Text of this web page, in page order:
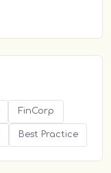
FinCorp
Best Practice